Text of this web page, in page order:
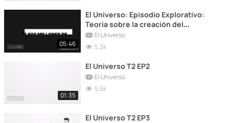
05:46
El Universo: Episodio Explorativo:
Teoría sobre la creación del
universo
El Universo
5,3k
01:35
El Universo T2 EP2
El Universo
5,5k
El Universo T2 EP3